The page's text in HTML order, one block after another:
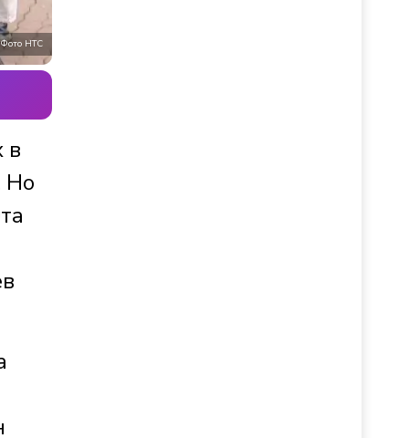
Фото НТС
в
Но